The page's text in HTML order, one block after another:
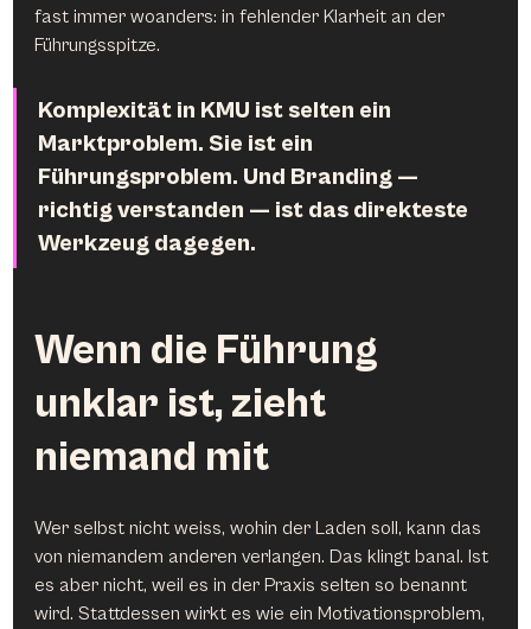
fast immer woanders: in fehlender Klarheit an der
Führungsspitze.
Komplexität in KMU ist selten ein
Marktproblem. Sie ist ein
Führungsproblem. Und Branding —
richtig verstanden — ist das direkteste
Werkzeug dagegen.
Wenn die Führung
unklar ist, zieht
niemand mit
Wer selbst nicht weiss, wohin der Laden soll, kann das
von niemandem anderen verlangen. Das klingt banal. Ist
es aber nicht, weil es in der Praxis selten so benannt
wird. Stattdessen wirkt es wie ein Motivationsproblem,